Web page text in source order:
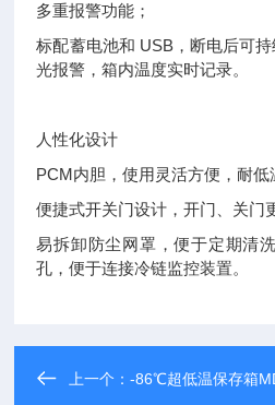
多重报警功能；
标配蓄电池和 USB，断电后可
光报警，箱内温度实时记录。
人性化设计
PCM内胆，使用灵活方便，耐低
便捷式开关门设计，开门、关门
易拆卸防尘网罩，便于定期清
孔，便于连接冷链监控装置。
上一个：-86℃超低温保存箱